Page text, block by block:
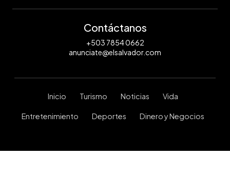
Contáctanos
+503 7854 0662
anunciate@elsalvador.com
Inicio Turismo Noticias Vida
Entretenimiento Deportes Dinero y Negocios